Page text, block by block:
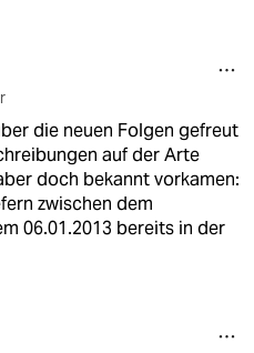
die neuen Folgen gefreut
auf der Arte
doch bekannt vorkamen:
zwischen dem
06.01.2013 bereits in der